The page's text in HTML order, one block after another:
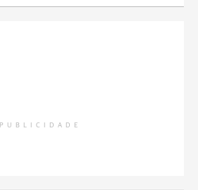
PUBLICIDADE